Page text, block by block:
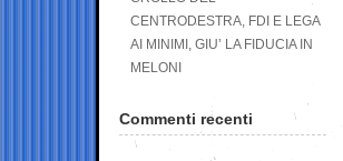
CENTRODESTRA, FDI E LEGA
AI MINIMI, GIU’ LA FIDUCIA IN
MELONI
Commenti recenti